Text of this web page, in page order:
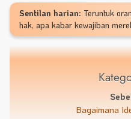
Sentilan harian: Teruntuk
hak, apa kabar kewajiban
Bagaimana